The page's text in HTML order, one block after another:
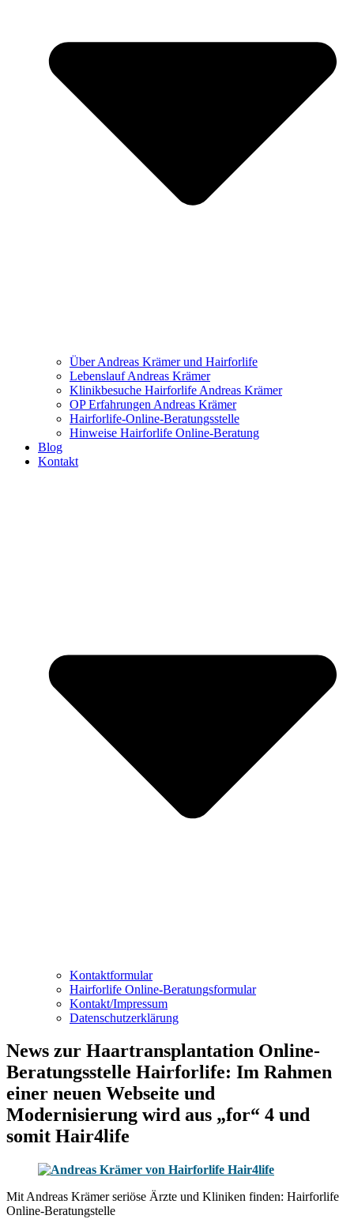
Über Andreas Krämer und Hairforlife
Lebenslauf Andreas Krämer
Klinikbesuche Hairforlife Andreas Krämer
OP Erfahrungen Andreas Krämer
Hairforlife-Online-Beratungsstelle
Hinweise Hairforlife Online-Beratung
Blog
Kontakt
Kontaktformular
Hairforlife Online-Beratungsformular
Kontakt/Impressum
Datenschutzerklärung
News zur Haartransplantation Online-
Beratungsstelle Hairforlife: Im Rahmen
einer neuen Webseite und
Modernisierung wird aus „for“ 4 und
somit Hair4life
Mit Andreas Krämer seriöse Ärzte und Kliniken finden: Hairforlife
Online-Beratungstelle